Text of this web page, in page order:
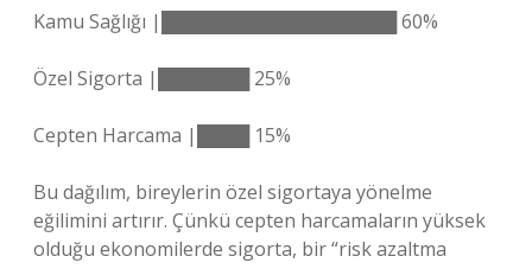
Kamu Sağlığı |██████████████████ 60%
Özel Sigorta |███████ 25%
Cepten Harcama |████ 15%
Bu dağılım, bireylerin özel sigortaya yönelme
eğilimini artırır. Çünkü cepten harcamaların yüksek
olduğu ekonomilerde sigorta, bir “risk azaltma